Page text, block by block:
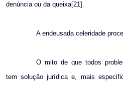
denúncia ou da queixa[21].
A endeusada celeridade
O mito de que todos
tem solução jurídica e, mais